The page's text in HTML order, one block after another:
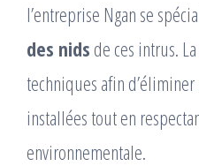
l’entreprise Ngan se
des nids de ces intrus.
techniques afin
installées tout en
environnementale.